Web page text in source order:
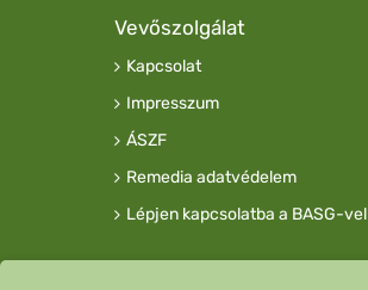
Vevőszolgálat
Kapcsolat
Impresszum
ÁSZF
Remedia adatvédelem
Lépjen kapcsolatba a BASG-vel